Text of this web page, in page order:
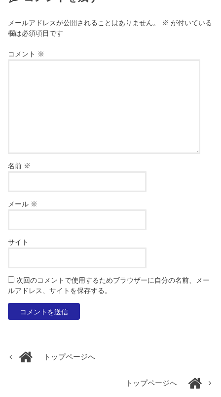
メールアドレスが公開されることはありません。 ※ が付いている
欄は必須項目です
コメント ※
名前 ※
メール ※
サイト
次回のコメントで使用するためブラウザーに自分の名前、メー
ルアドレス、サイトを保存する。
トップページへ
トップページへ